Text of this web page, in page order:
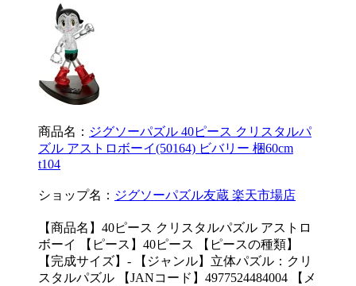
商品名： ジグソーパズル 40ピース クリスタルパ
ズル アストロボーイ(50164) ビバリー 梱60cm
t104
ショップ名： ジグソーパズル友蔵 楽天市場店
【商品名】40ピース クリスタルパズル アストロ
ボーイ 【ピース】40ピース 【ピースの種類】
【完成サイズ】- 【ジャンル】立体パズル：クリ
スタルパズル 【JANコード】4977524484004 【メ